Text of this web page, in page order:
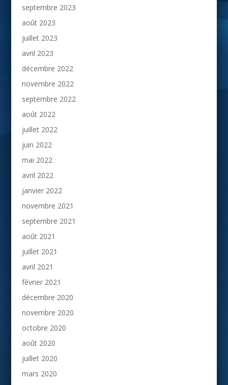
septembre 2023
août 2023
juillet 2023
avril 2023
décembre 2022
novembre 2022
septembre 2022
août 2022
juillet 2022
juin 2022
mai 2022
avril 2022
janvier 2022
novembre 2021
septembre 2021
août 2021
juillet 2021
avril 2021
février 2021
décembre 2020
novembre 2020
octobre 2020
août 2020
juillet 2020
mars 2020